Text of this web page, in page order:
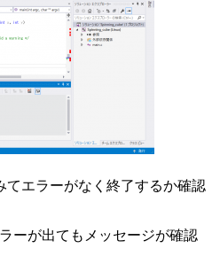
てエラーがなく終了するか確認
ーが出てもメッセージが確認